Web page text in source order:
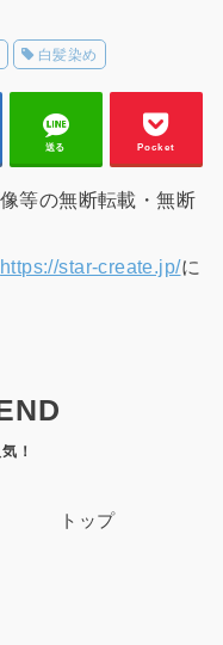
白髪染め
送る Pocket
等の無断転載・無断
https://star-create.jp/に